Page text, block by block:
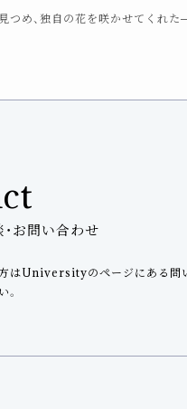
つめ、独自の花を咲かせてくれ
お問い合わせ
はUniversityのページにある問
。